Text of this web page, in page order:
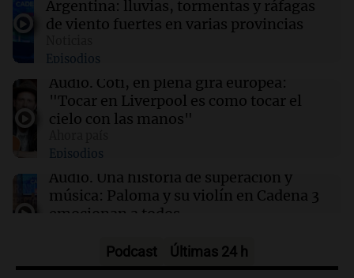
decreto
12:28 Clima
Clima en Tucumán: cómo seguirá el tiempo
este jueves 6 de agosto
Clima en Mendoza: cómo seguirá el tiempo
este jueves 6 de agosto
Argentina: lluvias, tormentas y ráfagas
de viento fuertes en varias provincias
Episodios
Audio. Coti, en plena gira europea:
"Tocar en Liverpool es como tocar el
cielo con las manos"
Episodios
Audio. Una historia de superación y
música: Paloma y su violín en Cadena 3
emocionan a todos
Audio.“Hicieron feliz a una palomita”:
Podcast Últimas 24 h